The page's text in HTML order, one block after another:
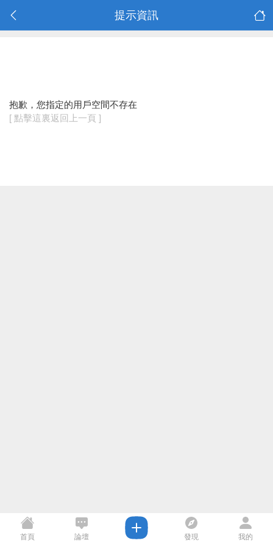
提示資訊
抱歉，您指定的用戶空間不存在
[ 點擊這裏返回上一頁 ]
首頁 論壇 發現 我的